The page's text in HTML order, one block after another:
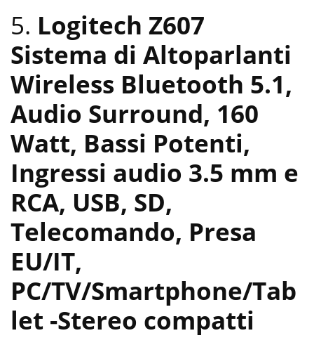
5. Logitech Z607
Sistema di Altoparlanti
Wireless Bluetooth 5.1,
Audio Surround, 160
Watt, Bassi ‎Potenti,
Ingressi audio 3.5 mm e
RCA, USB, SD,
Telecomando, ‎Presa
EU/IT,
PC/TV/Smartphone/Tab
let -Stereo compatti